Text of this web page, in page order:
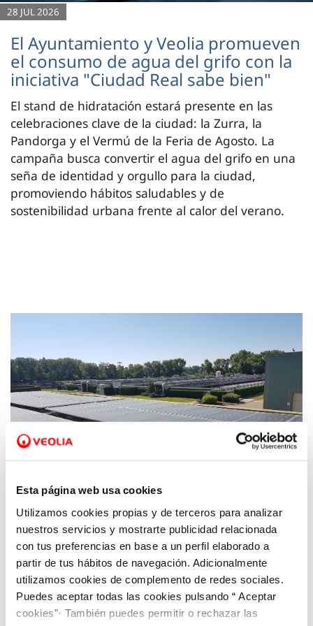
Esta página web usa cookies
Utilizamos cookies propias y de terceros para analizar
nuestros servicios y mostrarte publicidad relacionada
con tus preferencias en base a un perfil elaborado a
partir de tus hábitos de navegación. Adicionalmente
utilizamos cookies de complemento de redes sociales.
Puedes aceptar todas las cookies pulsando “ Aceptar
cookies”· También puedes permitir o rechazar las
28 JUL 2026
El Ayuntamiento y Veolia promueven
el consumo de agua del grifo con la
iniciativa "Ciudad Real sabe bien"
El stand de hidratación estará presente en las
celebraciones clave de la ciudad: la Zurra, la
Pandorga y el Vermú de la Feria de Agosto. La
campaña busca convertir el agua del grifo en una
seña de identidad y orgullo para la ciudad,
promoviendo hábitos saludables y de
sostenibilidad urbana frente al calor del verano.
22 OCT 2021
Aquona mitigará el 45 % de sus emisiones
en 2030